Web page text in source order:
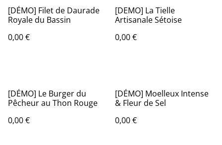
[DÉMO] Filet de Daurade
Royale du Bassin
0,00 €
[DEMO] La Tielle
Artisanale Sétoise
0,00 €
[DÉMO] Le Burger du
Pêcheur au Thon Rouge
0,00 €
[DÉMO] Moelleux Intense
& Fleur de Sel
0,00 €